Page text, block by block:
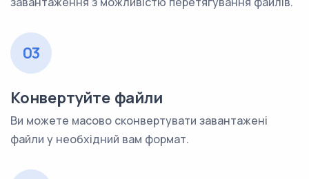
03
Конвертуйте файли
Ви можете масово сконвертувати завантажені
файли у необхідний вам формат.